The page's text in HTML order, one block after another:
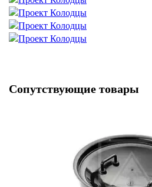
Сопутствующие товары